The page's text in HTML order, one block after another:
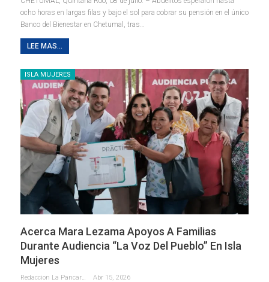
ocho horas en largas filas y bajo el sol para cobrar su pensión en el único
Banco del Bienestar en Chetumal, tras…
LEE MAS...
ISLA MUJERES
Acerca Mara Lezama Apoyos A Familias
Durante Audiencia “La Voz Del Pueblo” En Isla
Mujeres
Redaccion La Pancarta De Quintana Roo Abr 15, 2026